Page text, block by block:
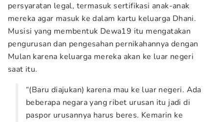
persyaratan legal, termasuk sertifikasi anak-anak
mereka agar masuk ke dalam kartu keluarga Dhani.
Musisi yang membentuk Dewa19 itu mengatakan
pengurusan dan pengesahan pernikahannya dengan
Mulan karena keluarga mereka akan ke luar negeri
saat itu.
“(Baru diajukan) karena mau ke luar negeri. Ada
beberapa negara yang ribet urusan itu jadi di
paspor urusannya harus beres. Kemarin ke